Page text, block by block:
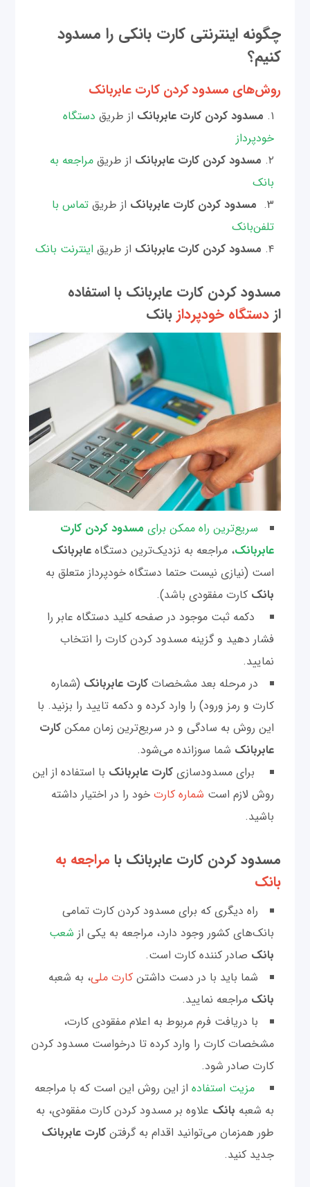
چگونه اینترنتی کارت بانکی را مسدود
کنیم؟
روش‌های مسدود کردن کارت عابر‌بانک
مسدود کردن کارت عابر‌بانک از طریق دستگاه
خودپرداز
مسدود کردن کارت عابر‌بانک از طریق مراجعه به
بانک
مسدود کردن کارت عابر‌بانک از طریقتماس با
تلفن‌بانک
مسدود کردن کارت عابر‌بانک ​​​​​​​ از طریق اینترنت بانک
مسدود کردن کارت عابر‌بانک با استفاده
ازدستگاه خودپردازبانک
سریع‌ترین راه ممکن برای مسدود کردن کارت
عابر‌بانک، مراجعه به نزدیک‌ترین دستگاهعابربانک
است (نیازی نیست حتما دستگاه خودپرداز متعلق به
بانک کارت مفقودی باشد).
دکمه ثبت موجود در صفحه کلید دستگاه عابر را
فشار دهید و گزینه مسدود کردن کارت را انتخاب
نمایید.
در مرحله بعد مشخصاتکارت عابر‌بانک (شماره
کارت و رمز ورود) را وارد کرده و دکمه تایید را بزنید. با
این روش به سادگی و در سریع‌ترین زمان ممکنکارت
عابر‌بانک شما سوزانده می‌شود.
برای مسدودسازیکارت عابر‌بانک با استفاده از این
روش لازم است شماره کارت خود را در اختیار داشته
باشید.
مسدود کردن کارت عابر‌بانک با مراجعه به
بانک
راه دیگری که برای مسدود کردن کارت تمامی
بانک‌های کشور وجود دارد، مراجعه به یکی از شعب
بانک صادر کننده کارت است.
شما باید با در دست داشتنکارت ملی، به شعبه
بانک مراجعه نمایید.
با دریافت فرم مربوط به اعلام مفقودی کارت،
مشخصات کارت را وارد کرده تا درخواست مسدود کردن
کارت صادر ‌شود.
مزیت استفاده از این روش این است که با مراجعه
به شعبه بانک علاوه بر مسدود کردن کارت مفقودی، به
طور همزمان می‌توانید اقدام به گرفتن کارت عابر‌بانک
جدید کنید.